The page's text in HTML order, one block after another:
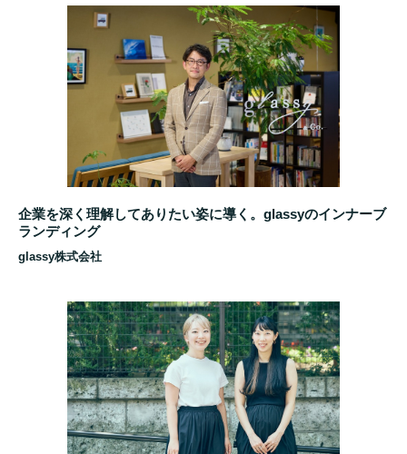
企業を深く理解してありたい姿に導く。glassyのインナーブ
ランディング
glassy株式会社